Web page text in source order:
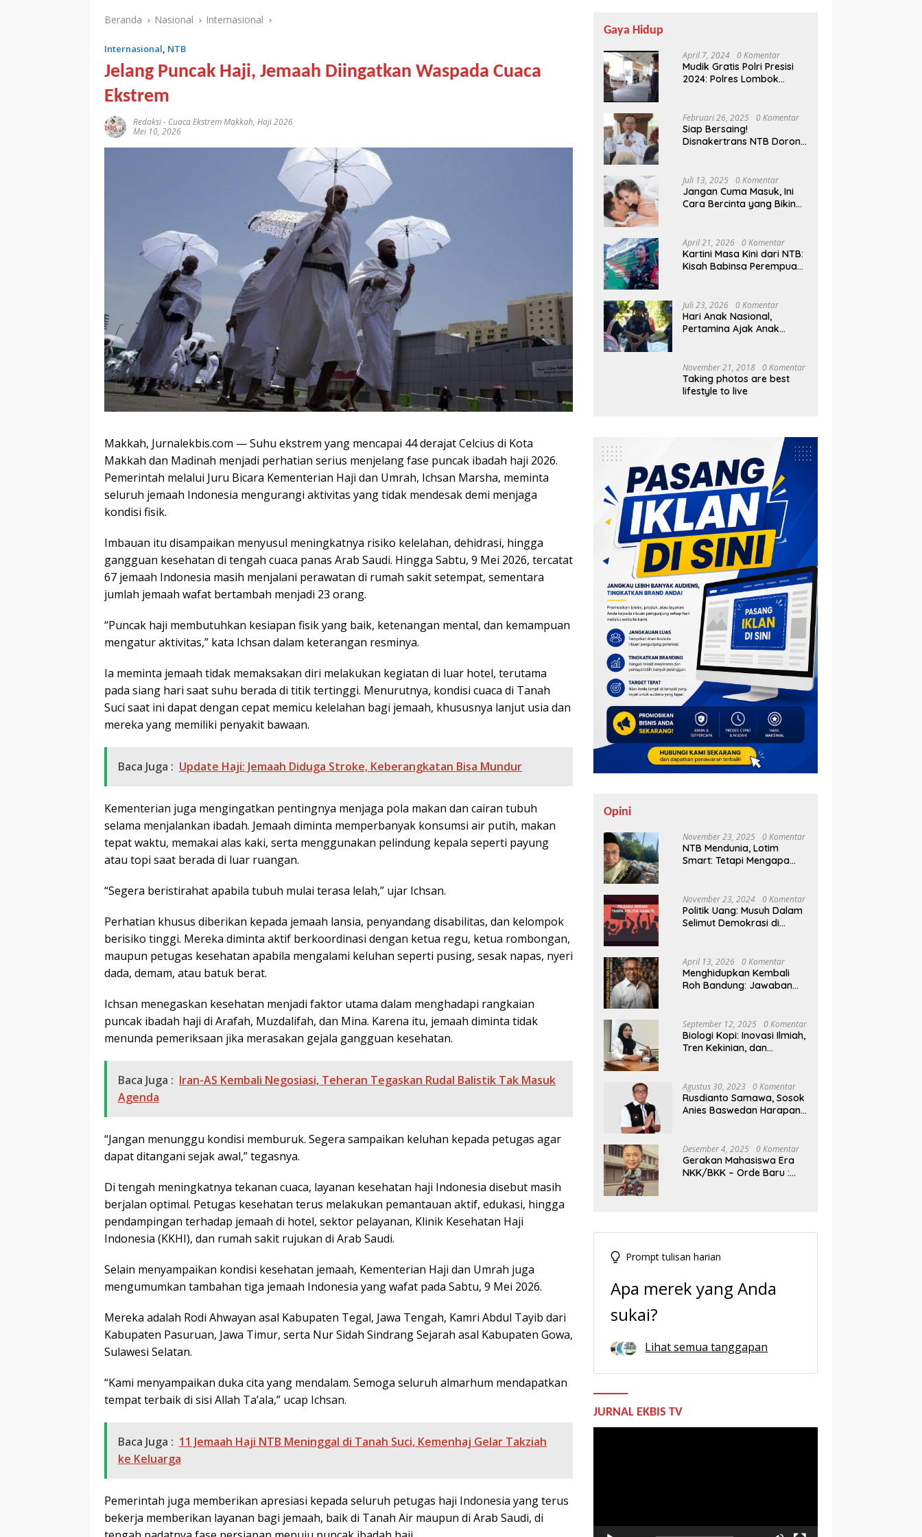
Beranda Nasional Internasional
Internasional, NTB
Jelang Puncak Haji, Jemaah Diingatkan Waspada Cuaca
Ekstrem
Redaksi- Cuaca Ekstrem Makkah, Haji 2026
Mei 10, 2026
Makkah, Jurnalekbis.com — Suhu ekstrem yang mencapai 44 derajat Celcius di Kota
Makkah dan Madinah menjadi perhatian serius menjelang fase puncak ibadah haji 2026.
Pemerintah melalui Juru Bicara Kementerian Haji dan Umrah, Ichsan Marsha, meminta
seluruh jemaah Indonesia mengurangi aktivitas yang tidak mendesak demi menjaga
kondisi fisik.
Imbauan itu disampaikan menyusul meningkatnya risiko kelelahan, dehidrasi, hingga
gangguan kesehatan di tengah cuaca panas Arab Saudi. Hingga Sabtu, 9 Mei 2026, tercatat
67 jemaah Indonesia masih menjalani perawatan di rumah sakit setempat, sementara
jumlah jemaah wafat bertambah menjadi 23 orang.
“Puncak haji membutuhkan kesiapan fisik yang baik, ketenangan mental, dan kemampuan
mengatur aktivitas,” kata Ichsan dalam keterangan resminya.
Ia meminta jemaah tidak memaksakan diri melakukan kegiatan di luar hotel, terutama
pada siang hari saat suhu berada di titik tertinggi. Menurutnya, kondisi cuaca di Tanah
Suci saat ini dapat dengan cepat memicu kelelahan bagi jemaah, khususnya lanjut usia dan
mereka yang memiliki penyakit bawaan.
Baca Juga : Update Haji: Jemaah Diduga Stroke, Keberangkatan Bisa Mundur
Kementerian juga mengingatkan pentingnya menjaga pola makan dan cairan tubuh
selama menjalankan ibadah. Jemaah diminta memperbanyak konsumsi air putih, makan
tepat waktu, memakai alas kaki, serta menggunakan pelindung kepala seperti payung
atau topi saat berada di luar ruangan.
“Segera beristirahat apabila tubuh mulai terasa lelah,” ujar Ichsan.
Perhatian khusus diberikan kepada jemaah lansia, penyandang disabilitas, dan kelompok
berisiko tinggi. Mereka diminta aktif berkoordinasi dengan ketua regu, ketua rombongan,
maupun petugas kesehatan apabila mengalami keluhan seperti pusing, sesak napas, nyeri
dada, demam, atau batuk berat.
Ichsan menegaskan kesehatan menjadi faktor utama dalam menghadapi rangkaian
puncak ibadah haji di Arafah, Muzdalifah, dan Mina. Karena itu, jemaah diminta tidak
menunda pemeriksaan jika merasakan gejala gangguan kesehatan.
Baca Juga : Iran-AS Kembali Negosiasi, Teheran Tegaskan Rudal Balistik Tak Masuk
Agenda
“Jangan menunggu kondisi memburuk. Segera sampaikan keluhan kepada petugas agar
dapat ditangani sejak awal,” tegasnya.
Di tengah meningkatnya tekanan cuaca, layanan kesehatan haji Indonesia disebut masih
berjalan optimal. Petugas kesehatan terus melakukan pemantauan aktif, edukasi, hingga
pendampingan terhadap jemaah di hotel, sektor pelayanan, Klinik Kesehatan Haji
Indonesia (KKHI), dan rumah sakit rujukan di Arab Saudi.
Selain menyampaikan kondisi kesehatan jemaah, Kementerian Haji dan Umrah juga
mengumumkan tambahan tiga jemaah Indonesia yang wafat pada Sabtu, 9 Mei 2026.
Mereka adalah Rodi Ahwayan asal Kabupaten Tegal, Jawa Tengah, Kamri Abdul Tayib dari
Kabupaten Pasuruan, Jawa Timur, serta Nur Sidah Sindrang Sejarah asal Kabupaten Gowa,
Sulawesi Selatan.
“Kami menyampaikan duka cita yang mendalam. Semoga seluruh almarhum mendapatkan
tempat terbaik di sisi Allah Ta’ala,” ucap Ichsan.
Baca Juga : 11 Jemaah Haji NTB Meninggal di Tanah Suci, Kemenhaj Gelar Takziah
ke Keluarga
Pemerintah juga memberikan apresiasi kepada seluruh petugas haji Indonesia yang terus
bekerja memberikan layanan bagi jemaah, baik di Tanah Air maupun di Arab Saudi, di
Gaya Hidup
April 7, 2024 0 Komentar
Mudik Gratis Polri Presisi
2024: Polres Lombok
Februari 26, 2025 0 Komentar
Siap Bersaing!
Disnakertrans NTB Dorong
Juli 13, 2025 0 Komentar
Jangan Cuma Masuk, Ini
Cara Bercinta yang Bikin
April 21, 2026 0 Komentar
Kartini Masa Kini dari NTB:
Kisah Babinsa Perempuan
Juli 23, 2026 0 Komentar
Hari Anak Nasional,
Pertamina Ajak Anak
Mangrove
November 21, 2018 0 Komentar
Taking photos are best
lifestyle to live
Opini
November 23, 2025 0 Komentar
NTB Mendunia, Lotim
Smart: Tetapi Mengapa
November 23, 2024 0 Komentar
Politik Uang: Musuh Dalam
Selimut Demokrasi di
April 13, 2026 0 Komentar
Menghidupkan Kembali
Roh Bandung: Jawaban
September 12, 2025 0 Komentar
Biologi Kopi: Inovasi Ilmiah,
Tren Kekinian, dan
Agraria
Agustus 30, 2023 0 Komentar
Rusdianto Samawa, Sosok
Anies Baswedan Harapan
Desember 4, 2025 0 Komentar
Gerakan Mahasiswa Era
NKK/BKK – Orde Baru :
Prompt tulisan harian
Apa merek yang Anda
sukai?
Lihat semua tanggapan
JURNAL EKBIS TV